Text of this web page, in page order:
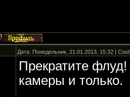
Дата: Понедельник, 21.01.2013, 15:32 |
Прекратите
камеры и только.